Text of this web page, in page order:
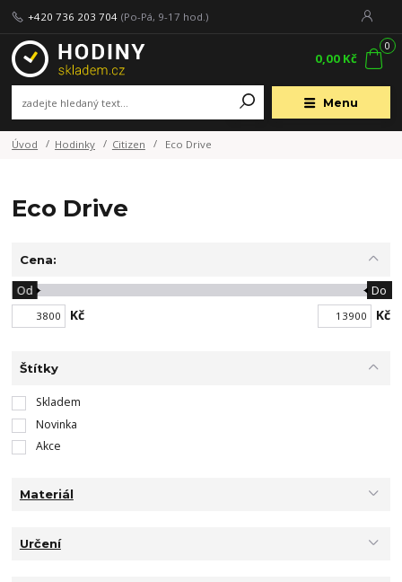
Menu
+420 736 203 704 (Po-Pá, 9-17 hod.)
0
0,00 Kč
Úvod Hodinky Citizen Eco Drive
Eco Drive
Cena:
Kč
Od Do
Kč
Štítky
Skladem
Novinka
Akce
Materiál
Určení